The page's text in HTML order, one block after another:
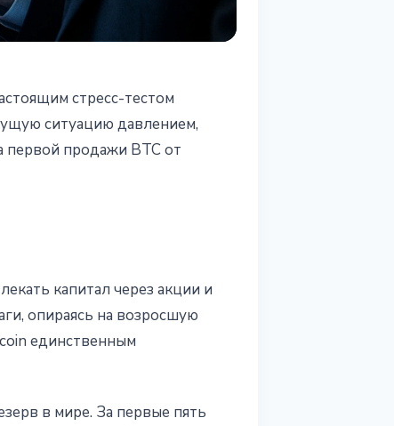
стресс-тестом
ситуацию давлением,
первой продажи BTC от
капитал через акции и
опираясь на возросшую
единственным
в мире. За первые пять